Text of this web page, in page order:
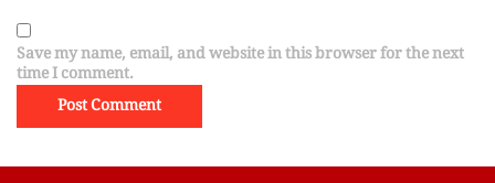
Save my name, email, and website in this browser for the next
time I comment.